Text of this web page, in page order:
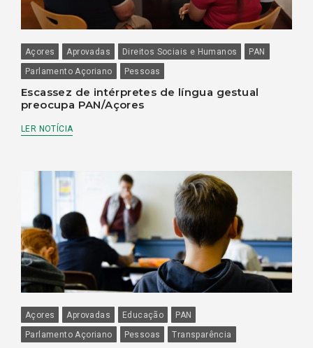
Açores Aprovadas Direitos Sociais e Humanos
PAN
Parlamento Açoriano
Pessoas
Escassez de intérpretes de língua gestual
preocupa PAN/Açores
LER NOTÍCIA
Açores Aprovadas Educação
PAN
Parlamento Açoriano
Pessoas Transparência